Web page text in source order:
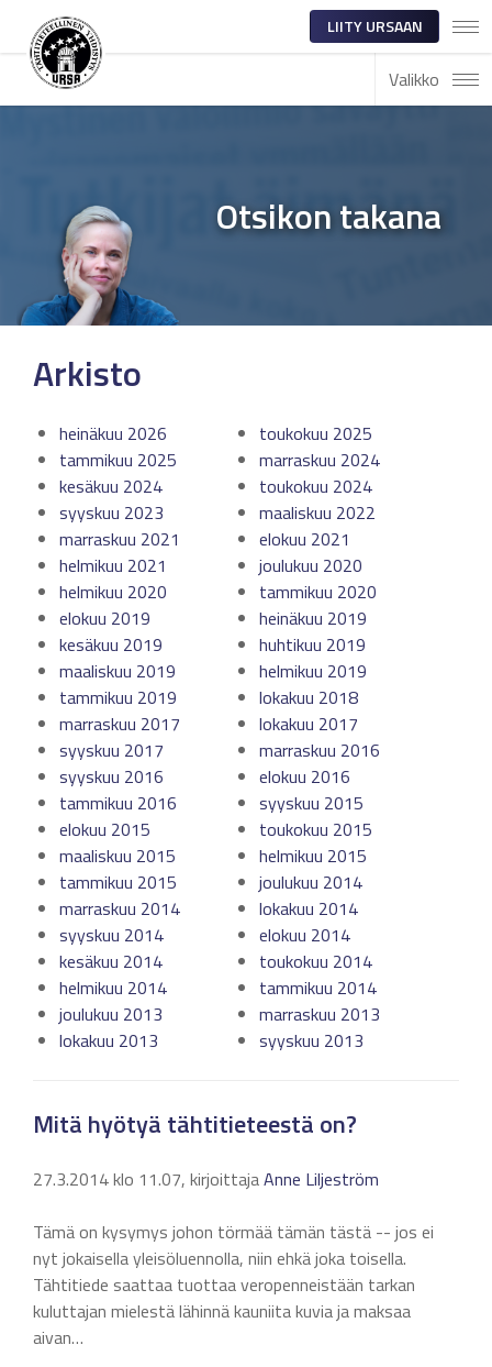
LIITY URSAAN
Valikko
Otsikon takana
Arkisto
heinäkuu 2026
toukokuu 2025
tammikuu 2025
marraskuu 2024
kesäkuu 2024
toukokuu 2024
syyskuu 2023
maaliskuu 2022
marraskuu 2021
elokuu 2021
helmikuu 2021
joulukuu 2020
helmikuu 2020
tammikuu 2020
elokuu 2019
heinäkuu 2019
kesäkuu 2019
huhtikuu 2019
maaliskuu 2019
helmikuu 2019
tammikuu 2019
lokakuu 2018
marraskuu 2017
lokakuu 2017
syyskuu 2017
marraskuu 2016
syyskuu 2016
elokuu 2016
tammikuu 2016
syyskuu 2015
elokuu 2015
toukokuu 2015
maaliskuu 2015
helmikuu 2015
tammikuu 2015
joulukuu 2014
marraskuu 2014
lokakuu 2014
syyskuu 2014
elokuu 2014
kesäkuu 2014
toukokuu 2014
helmikuu 2014
tammikuu 2014
joulukuu 2013
marraskuu 2013
lokakuu 2013
syyskuu 2013
Mitä hyötyä tähtitieteestä on?
27.3.2014 klo 11.07, kirjoittajaAnne Liljeström
Tämä on kysymys johon törmää tämän tästä -- jos ei
nyt jokaisella yleisöluennolla, niin ehkä joka toisella.
Tähtitiede saattaa tuottaa veropenneistään tarkan
kuluttajan mielestä lähinnä kauniita kuvia ja maksaa
aivan…